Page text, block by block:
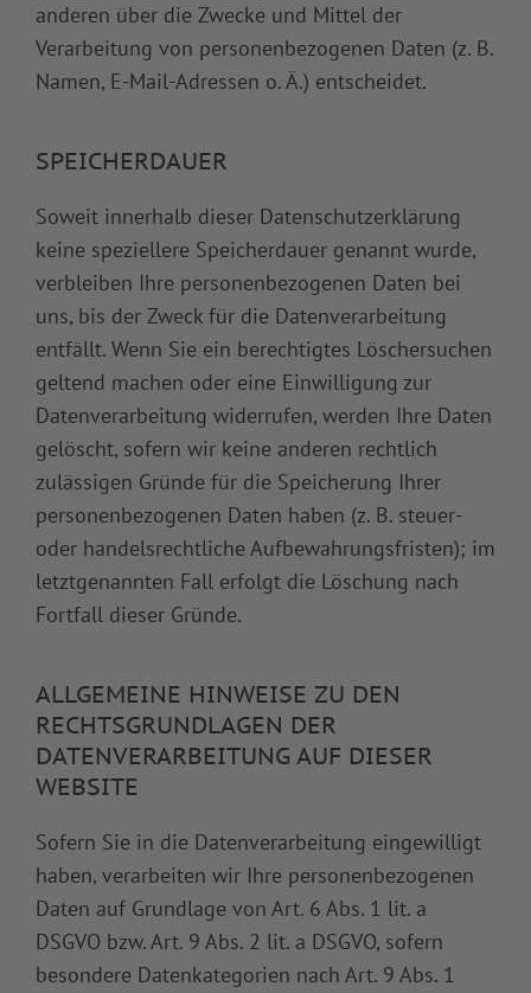
anderen über die Zwecke und Mittel der
Verarbeitung von personenbezogenen Daten (z. B.
Namen, E-Mail-Adressen o. Ä.) entscheidet.
SPEICHERDAUER
Soweit innerhalb dieser Datenschutzerklärung
keine speziellere Speicherdauer genannt wurde,
verbleiben Ihre personenbezogenen Daten bei
uns, bis der Zweck für die Datenverarbeitung
entfällt. Wenn Sie ein berechtigtes Löschersuchen
geltend machen oder eine Einwilligung zur
Datenverarbeitung widerrufen, werden Ihre Daten
gelöscht, sofern wir keine anderen rechtlich
zulässigen Gründe für die Speicherung Ihrer
personenbezogenen Daten haben (z. B. steuer-
oder handelsrechtliche Aufbewahrungsfristen); im
letztgenannten Fall erfolgt die Löschung nach
Fortfall dieser Gründe.
ALLGEMEINE HINWEISE ZU DEN
RECHTSGRUNDLAGEN DER
DATENVERARBEITUNG AUF DIESER
WEBSITE
Sofern Sie in die Datenverarbeitung eingewilligt
haben, verarbeiten wir Ihre personenbezogenen
Daten auf Grundlage von Art. 6 Abs. 1 lit. a
DSGVO bzw. Art. 9 Abs. 2 lit. a DSGVO, sofern
besondere Datenkategorien nach Art. 9 Abs. 1